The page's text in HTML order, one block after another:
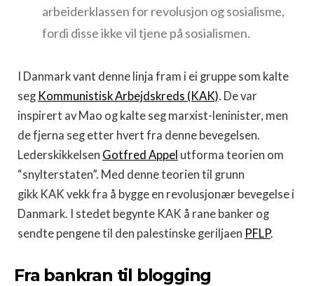
arbeiderklassen for revolusjon og sosialisme,
fordi disse ikke vil tjene på sosialismen.
I Danmark vant denne linja fram i ei gruppe som kalte
seg Kommunistisk Arbejdskreds (KAK). De var
inspirert av Mao og kalte seg marxist-leninister, men
de fjerna seg etter hvert fra denne bevegelsen.
Lederskikkelsen Gotfred Appel utforma teorien om
“snylterstaten”. Med denne teorien til grunn
gikk KAK vekk fra å bygge en revolusjonær bevegelse i
Danmark. I stedet begynte KAK å rane banker og
sendte pengene til den palestinske geriljaen PFLP.
Fra bankran til blogging